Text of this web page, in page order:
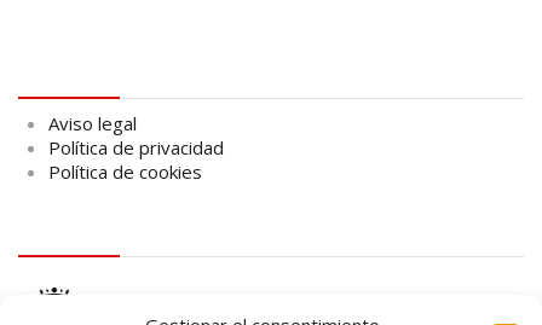
Aviso legal
Política de privacidad
Política de cookies